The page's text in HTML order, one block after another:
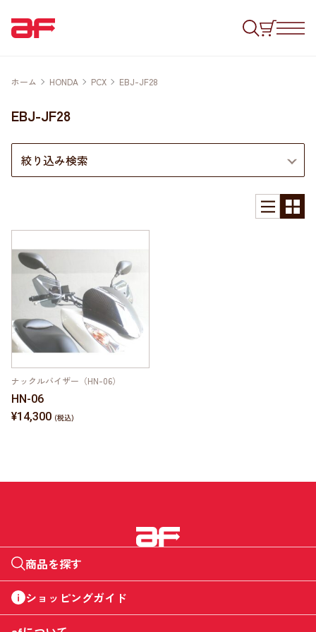
ホーム HONDA PCX EBJ-JF28
EBJ-JF28
絞り込み検索
ナックルバイザー（HN-06）
HN-06
¥14,300
商品を探す
ショッピングガイド